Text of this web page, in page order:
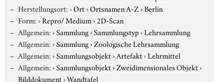
Herstellungsort:›Ort›Ortsnamen A-Z›Berlin
Form:›Repro/ Medium›2D-Scan
Allgemein:›Sammlung›Sammlungstyp›Lehrsammlung
Allgemein:›Sammlung›Zoologische Lehrsammlung
Allgemein:›Sammlungsobjekt›Artefakt›Lehrmittel
Allgemein:›Sammlungsobjekt›Zweidimensionales Objekt›
Bilddokument›Wandtafel